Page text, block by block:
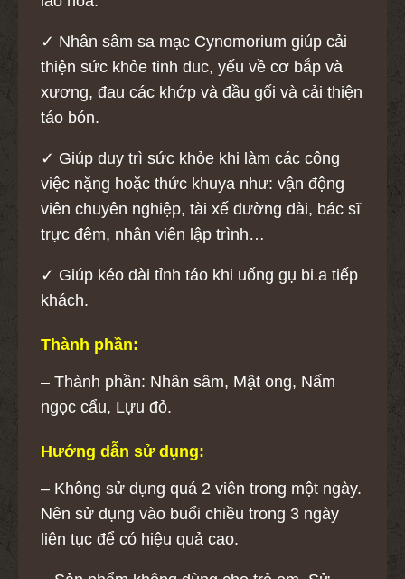
✓ Nhân sâm sa mạc Cynomorium giúp cải
thiện sức khỏe tinh duc, yếu về cơ bắp và
xương, đau các khớp và đầu gối và cải thiện
táo bón.
✓ Giúp duy trì sức khỏe khi làm các công
việc nặng hoặc thức khuya như: vận động
viên chuyên nghiệp, tài xế đường dài, bác sĩ
trực đêm, nhân viên lập trình…
✓ Giúp kéo dài tỉnh táo khi uống gụ bi.a tiếp
khách.
Thành phần:
– Thành phần: Nhân sâm, Mật ong, Nấm
ngọc cẩu, Lựu đỏ.
Hướng dẫn sử dụng:
– Không sử dụng quá 2 viên trong một ngày.
Nên sử dụng vào buổi chiều trong 3 ngày
liên tục để có hiệu quả cao.